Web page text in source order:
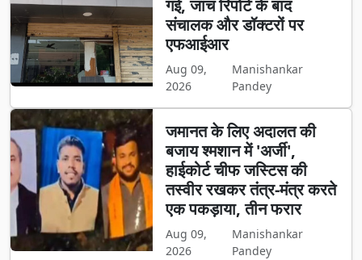
गई, जांच रिपोर्ट के बाद
संचालक और डॉक्टरों पर
एफआईआर
Aug 09,
2026
Manishankar
Pandey
जमानत के लिए अदालत की
बजाय श्मशान में 'अर्जी',
हाईकोर्ट चीफ जस्टिस की
तस्वीर रखकर तंत्र-मंत्र करते
एक पकड़ाया, तीन फरार
Aug 09,
2026
Manishankar
Pandey